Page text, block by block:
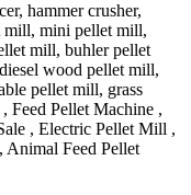
hammer crusher,
mill, mini pellet mill,
mill, buhler pellet
wood pellet mill,
pellet mill, grass
Feed Pellet Machine ,
, Electric Pellet Mill ,
Feed Pellet